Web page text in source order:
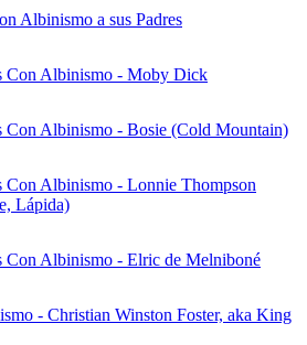
Albinismo a sus Padres
Con Albinismo - Moby Dick
Con Albinismo - Bosie (Cold Mountain)
Con Albinismo - Lonnie Thompson
Lápida)
Con Albinismo - Elric de Melniboné
- Christian Winston Foster, aka King